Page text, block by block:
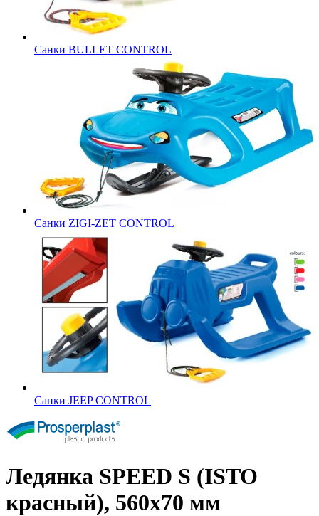
Санки BULLET CONTROL
Санки ZIGI-ZET CONTROL
Санки JEEP CONTROL
Ледянка SPEED S (ISTO
красный), 560x70 мм